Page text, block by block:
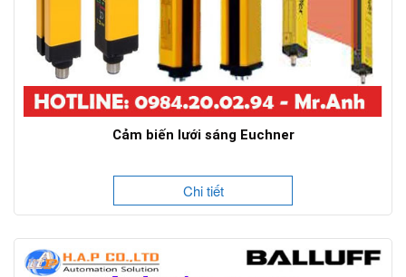
Cảm biến lưới sáng Euchner
Chi tiết